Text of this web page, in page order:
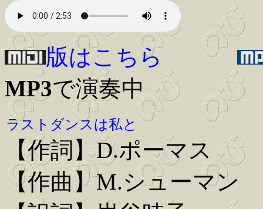
版はこちら
MP3で演奏中
ラストダンスは私と
【作詞】D.ポーマス
【作曲】M.シューマン